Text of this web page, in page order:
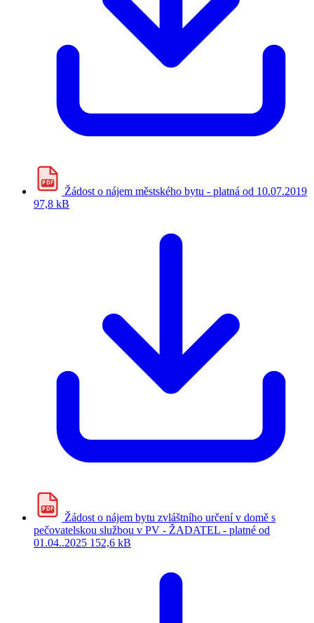
PDF
Žádost o nájem městského bytu - platná od 10.07.2019
97,8 kB
PDF
Žádost o nájem bytu zvláštního určení v domě s
pečovatelskou službou v PV - ŽADATEL - platné od
01.04..2025 152,6 kB